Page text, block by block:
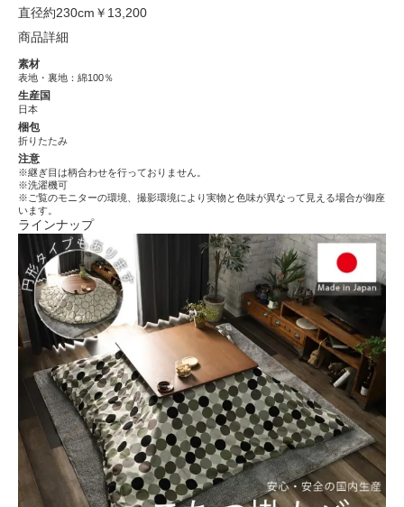
直径約230cm ￥13,200
商品詳細
素材
表地・裏地：綿100％
生産国
日本
梱包
折りたたみ
注意
※継ぎ目は柄合わせを行っておりません。
※洗濯機可
※ご覧のモニターの環境、撮影環境により実物と色味が異なって見える場合が御座
います。
ラインナップ